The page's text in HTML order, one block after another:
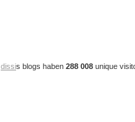
dissis blogs haben 288 008 unique